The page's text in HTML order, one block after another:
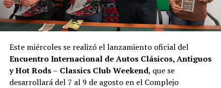
Este miércoles se realizó el lanzamiento oficial del
Encuentro Internacional de Autos Clásicos, Antiguos
y Hot Rods– Classics Club Weekend, que se
desarrollará del 7 al 9 de agosto en el Complejo